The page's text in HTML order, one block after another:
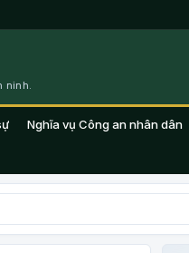
ninh.
Nghĩa vụ Công an nhân dân